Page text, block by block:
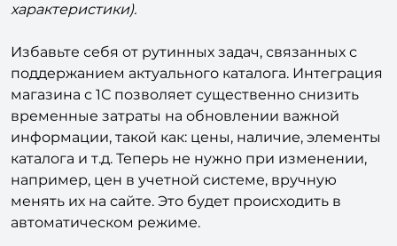
характеристики).
Избавьте себя от рутинных задач, связанных с
поддержанием актуального каталога. Интеграция
магазина с 1С позволяет существенно снизить
временные затраты на обновлении важной
информации, такой как: цены, наличие, элементы
каталога и т.д. Теперь не нужно при изменении,
например, цен в учетной системе, вручную
менять их на сайте. Это будет происходить в
автоматическом режиме.